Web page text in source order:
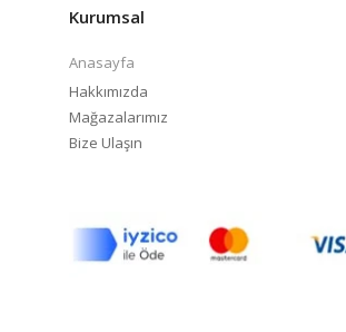
Kurumsal
Anasayfa
Hakkımızda
Mağazalarımız
Bize Ulaşın